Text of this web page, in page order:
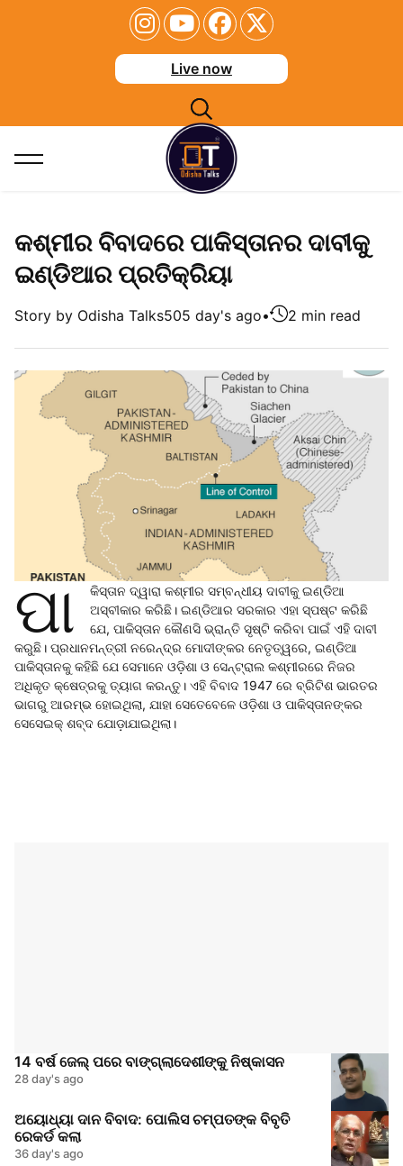
Live now
କଶ୍ମୀର ବିବାଦରେ ପାକିସ୍ତାନର ଦାବୀକୁ
ଇଣ୍ଡିଆର ପ୍ରତିକ୍ରିୟା
Story by Odisha Talks505 day's ago• 2 min read
ପା
କିସ୍ତାନ ଦ୍ୱାରା କଶ୍ମୀର ସମ୍ବନ୍ଧୀୟ ଦାବୀକୁ ଇଣ୍ଡିଆ
ଅସ୍ବୀକାର କରିଛି। ଇଣ୍ଡିଆର ସରକାର ଏହା ସ୍ପଷ୍ଟ କରିଛି
ଯେ, ପାକିସ୍ତାନ କୌଣସି ଭ୍ରାନ୍ତି ସୃଷ୍ଟି କରିବା ପାଇଁ ଏହି ଦାବୀ
କରୁଛି। ପ୍ରଧାନମନ୍ତ୍ରୀ ନରେନ୍ଦ୍ର ମୋଦୀଙ୍କର ନେତୃତ୍ୱରେ, ଇଣ୍ଡିଆ
ପାକିସ୍ତାନକୁ କହିଛି ଯେ ସେମାନେ ଓଡ଼ିଶା ଓ ସେନ୍ଟ୍ରାଲ କଶ୍ମୀରରେ ନିଜର
ଅଧିକୃତ କ୍ଷେତ୍ରକୁ ତ୍ୟାଗ କରନ୍ତୁ। ଏହି ବିବାଦ 1947 ରେ ବ୍ରିଟିଶ ଭାରତର
ଭାଗରୁ ଆରମ୍ଭ ହୋଇଥିଲା, ଯାହା ସେତେବେଳେ ଓଡ଼ିଶା ଓ ପାକିସ୍ତାନଙ୍କର
ସେସେଇକ୍ ଶବ୍ଦ ଯୋଡ଼ାଯାଇଥିଲା।
14 ବର୍ଷ ଜେଲ୍ ପରେ ବାଙ୍ଗ୍ଲାଦେଶୀଙ୍କୁ ନିଷ୍କାସନ
28 day's ago
ଅୟୋଧ୍ୟା ଦାନ ବିବାଦ: ପୋଲିସ ଚମ୍ପତଙ୍କ ବିବୃତି
ରେକର୍ଡ କଲା
36 day's ago